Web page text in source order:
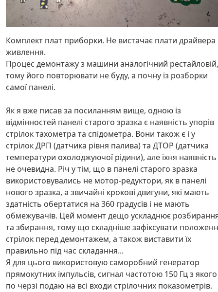
Комплект плат приборки. Не вистачає плати драйвера
живлення.
Процес демонтажу з машини аналогічний рестайловій,
тому його повторювати не буду, а почну із розборки
самої панелі.
Як я вже писав за посиланням вище, одною із
відмінностей панелі старого зразка є наявність упорів
стрілок тахометра та спідометра. Вони також є і у
стрілок ДРП (датчика рівня палива) та ДТОР (датчика
температури охолоджуючої рідини), але іхня наявність
не очевидна. Річ у тім, що в панелі старого зразка
використовувались не мотор-редуктори, як в панелі
нового зразка, а звичайні крокові двигуни, які мають
здатність обертатися на 360 градусів і не мають
обмежувачів. Цей момент дещо ускладнює
та збирання, тому що складніше зафіксувати
стрілок перед демонтажем, а також виставити їх
правильно під час складання...
Я для цього використовую саморобний генератор
прямокутних імпульсів, сигнал частотою 150 Гц з якого
по черзі подаю на всі входи стрілочних показометрів.